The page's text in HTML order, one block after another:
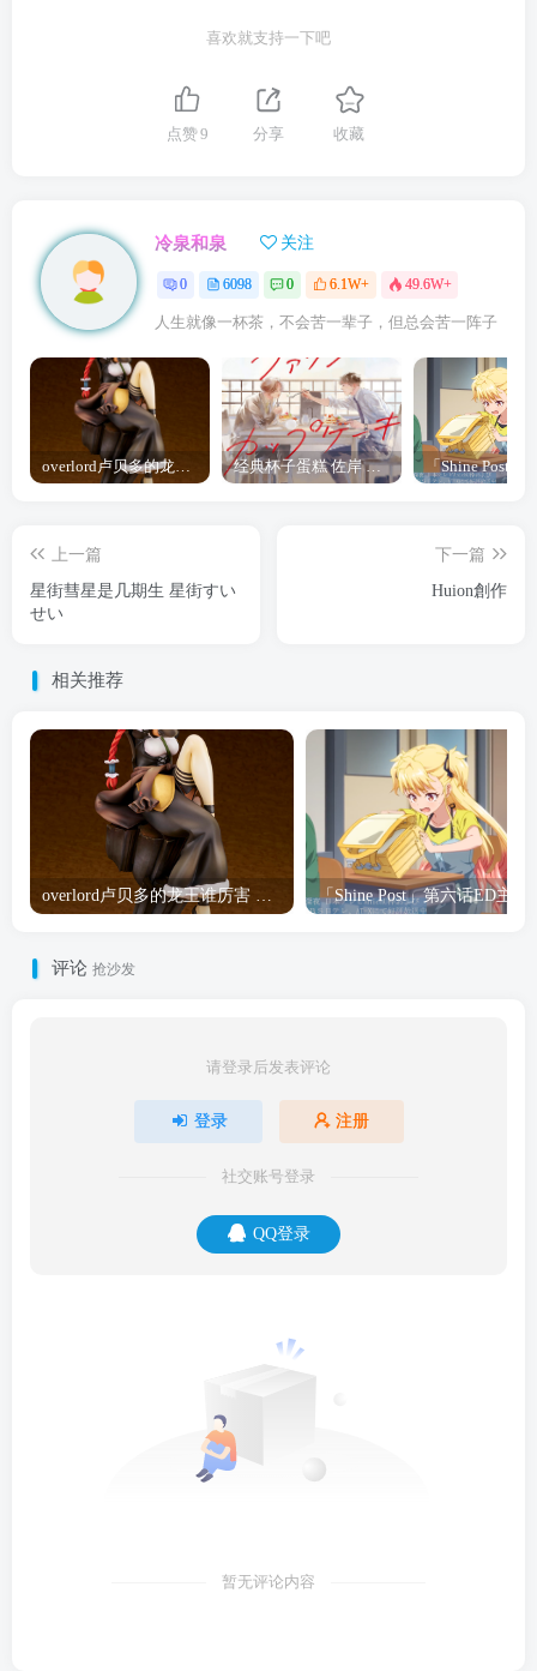
喜欢就支持一下吧
点赞9 分享 收藏
冷泉和泉 关注
0 6098 0 6.1W+ 49.6W+
人生就像一杯茶，不会苦一辈子，但总会苦一阵子
overlord卢贝多的龙王谁厉害 「Overlord」露普斯蕾琪娜·贝塔手办开订 经典杯子蛋糕 佐岸 漫画「经典杯子蛋糕」宣布真人日剧化
上一篇
星街彗星是几期生 星街すい
せい
下一篇
Huion創作
相关推荐
评论 抢沙发
请登录后发表评论
登录 注册
社交账号登录
QQ登录
暂无评论内容